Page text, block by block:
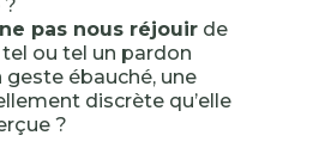
pas nous réjouirde
ou tel un pardon
geste ébauché, une
discrète qu’elle
?